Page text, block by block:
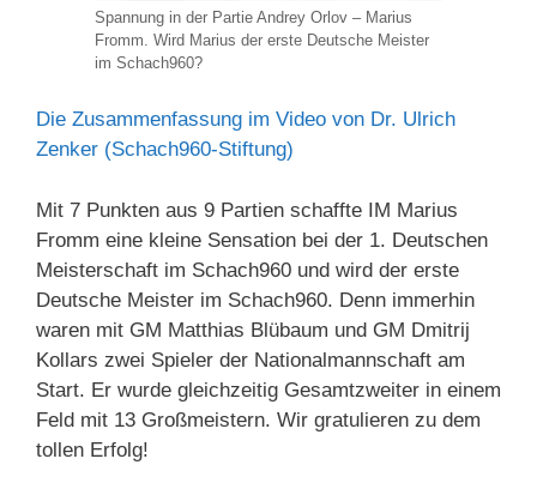
Spannung in der Partie Andrey Orlov – Marius
Fromm. Wird Marius der erste Deutsche Meister
im Schach960?
Die Zusammenfassung im Video von Dr. Ulrich
Zenker (Schach960-Stiftung)
Mit 7 Punkten aus 9 Partien schaffte IM Marius
Fromm eine kleine Sensation bei der 1. Deutschen
Meisterschaft im Schach960 und wird der erste
Deutsche Meister im Schach960. Denn immerhin
waren mit GM Matthias Blübaum und GM Dmitrij
Kollars zwei Spieler der Nationalmannschaft am
Start. Er wurde gleichzeitig Gesamtzweiter in einem
Feld mit 13 Großmeistern. Wir gratulieren zu dem
tollen Erfolg!